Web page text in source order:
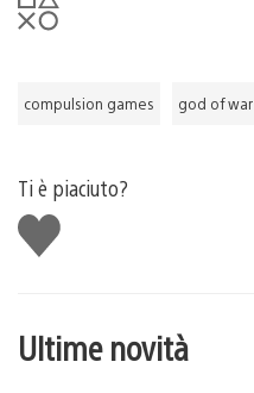
compulsion games god of war
Ti è piaciuto?
Mi
piace
Ultime novità